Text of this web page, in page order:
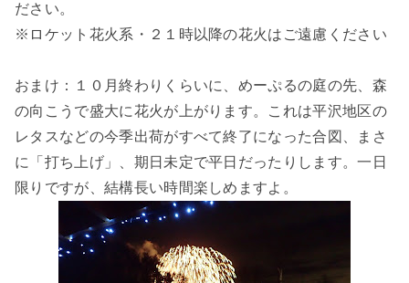
ださい。
※ロケット花火系・２１時以降の花火はご遠慮ください
おまけ：１０月終わりくらいに、めーぷるの庭の先、森
の向こうで盛大に花火が上がります。これは平沢地区の
レタスなどの今季出荷がすべて終了になった合図、まさ
に「打ち上げ」、期日未定で平日だったりします。一日
限りですが、結構長い時間楽しめますよ。